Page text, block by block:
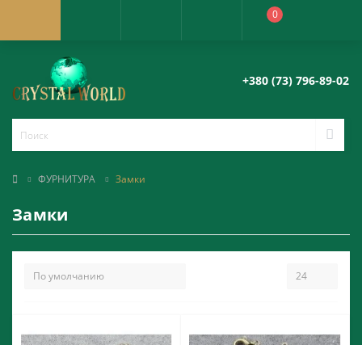
0
+380 (73) 796-89-02
ФУРНИТУРА Замки
Замки